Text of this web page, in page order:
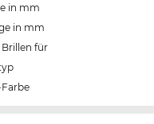
in mm
in mm
für